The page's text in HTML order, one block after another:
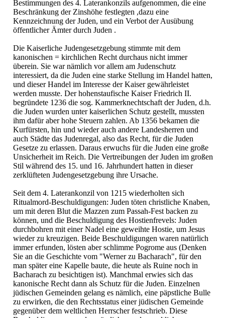
Bestimmungen des 4. Laterankonzils aufgenommen, die eine
Beschränkung der Zinshöhe festlegten ,dazu eine
Kennzeichnung der Juden, und ein Verbot der Ausübung
öffentlicher Ämter durch Juden .
Die Kaiserliche Judengesetzgebung stimmte mit dem
kanonischen = kirchlichen Recht durchaus nicht immer
überein. Sie war nämlich vor allem am Judenschutz
interessiert, da die Juden eine starke Stellung im Handel hatten,
und dieser Handel im Interesse der Kaiser gewährleistet
werden musste. Der hohenstaufische Kaiser Friedrich II.
begründete 1236 die sog. Kammerknechtschaft der Juden, d.h.
die Juden wurden unter kaiserlichen Schutz gestellt, mussten
ihm dafür aber hohe Steuern zahlen. Ab 1356 bekamen die
Kurfürsten, hin und wieder auch andere Landesherren und
auch Städte das Judenregal, also das Recht, für die Juden
Gesetze zu erlassen. Daraus erwuchs für die Juden eine große
Unsicherheit im Reich. Die Vertreibungen der Juden im großen
Stil während des 15. und 16. Jahrhundert hatten in dieser
zerklüfteten Judengesetzgebung ihre Ursache.
Seit dem 4. Laterankonzil von 1215 wiederholten sich
Ritualmord-Beschuldigungen: Juden töten christliche Knaben,
um mit deren Blut die Mazzen zum Passah-Fest backen zu
können, und die Beschuldigung des Hostienfrevels: Juden
durchbohren mit einer Nadel eine geweihte Hostie, um Jesus
wieder zu kreuzigen. Beide Beschuldigungen waren natürlich
immer erfunden, lösten aber schlimme Pogrome aus (Denken
Sie an die Geschichte vom "Werner zu Bacharach", für den
man später eine Kapelle baute, die heute als Ruine noch in
Bacharach zu besichtigen ist). Manchmal erwies sich das
kanonische Recht dann als Schutz für die Juden. Einzelnen
jüdischen Gemeinden gelang es nämlich, eine päpstliche Bulle
zu erwirken, die den Rechtsstatus einer jüdischen Gemeinde
gegenüber dem weltlichen Herrscher festschrieb. Diese